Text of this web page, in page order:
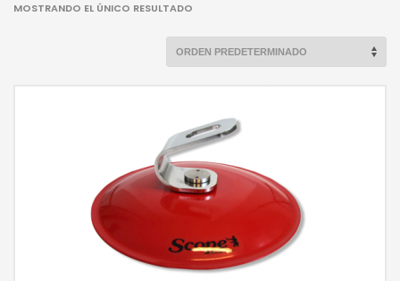
MOSTRANDO EL ÚNICO RESULTADO